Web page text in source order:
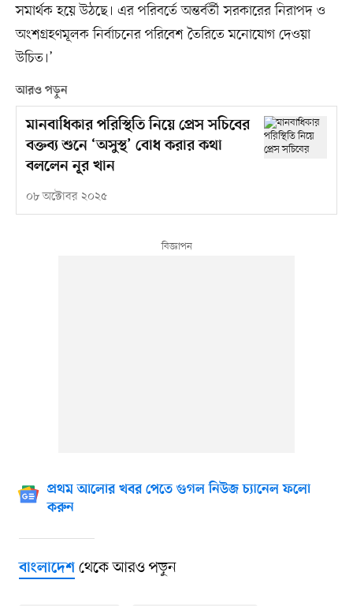
সমার্থক হয়ে উঠছে। এর পরিবর্তে অন্তর্বর্তী সরকারের নিরাপদ ও
অংশগ্রহণমূলক নির্বাচনের পরিবেশ তৈরিতে মনোযোগ দেওয়া
উচিত।’
আরও পড়ুন
মানবাধিকার পরিস্থিতি নিয়ে প্রেস সচিবের
বক্তব্য শুনে ‘অসুস্থ’ বোধ করার কথা
বললেন নূর খান
০৮ অক্টোবর ২০২৫
প্রথম আলোর খবর পেতে গুগল নিউজ চ্যানেল ফলো
করুন
বাংলাদেশথেকে আরও পড়ুন